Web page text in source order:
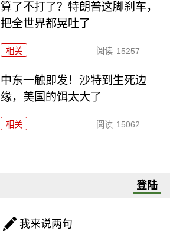
算了不打了？特朗普这脚刹车，
把全世界都晃吐了
相关 阅读 15257
中东一触即发！沙特到生死边
缘，美国的饵太大了
相关 阅读 15062
登陆
我来说两句